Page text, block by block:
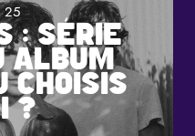
25
: SÉRIE
ALBUM
CHOISIS
?